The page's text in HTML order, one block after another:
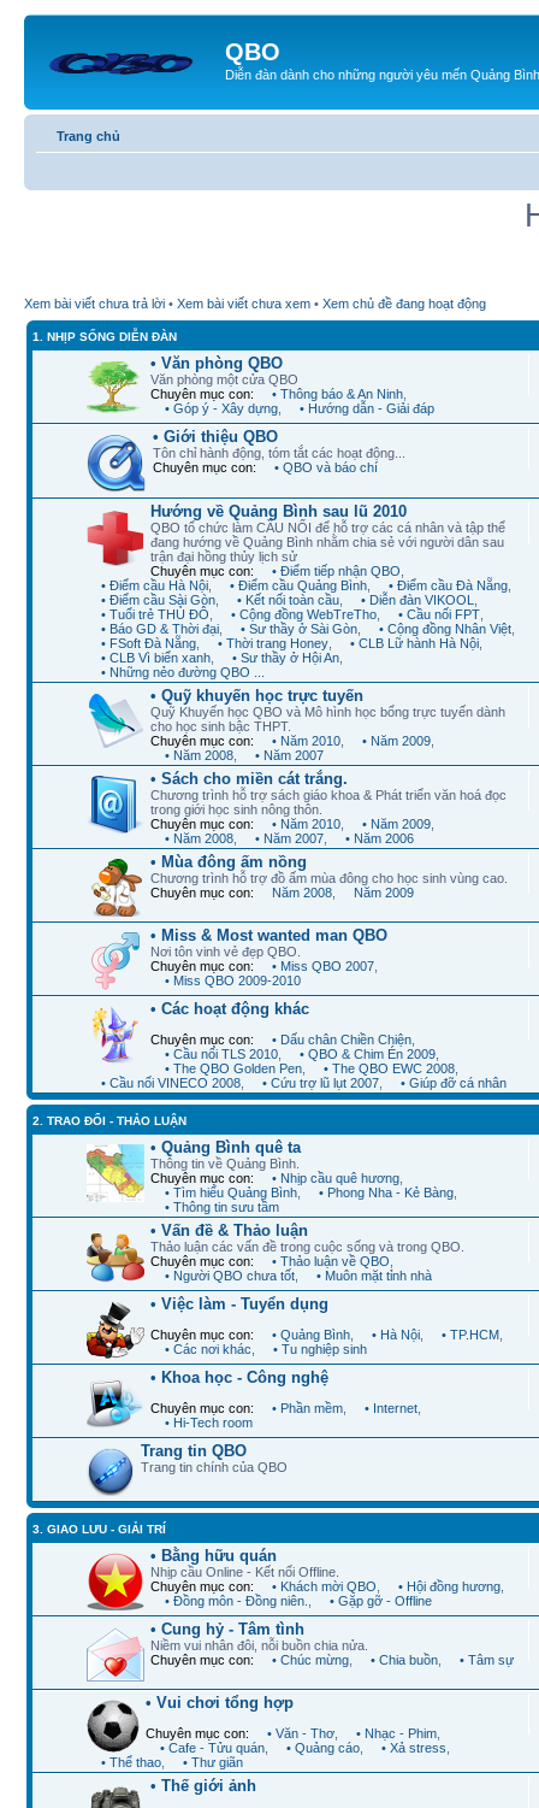
QBO
Diễn đàn dành cho những người yêu mến Quảng Bình
Trang chủ
Xem bài viết chưa trả lời • Xem bài viết chưa xem • Xem chủ đề đang hoạt động
1. NHỊP SỐNG DIỄN ĐÀN
• Văn phòng QBO
Văn phòng một cửa QBO
Chuyên mục con:
• Thông báo & An Ninh
• Góp ý - Xây dựng
• Hướng dẫn - Giải đáp
• Giới thiệu QBO
Tôn chỉ hành động, tóm tắt các hoạt động...
Chuyên mục con:
• QBO và báo chí
Hướng về Quảng Bình sau lũ 2010
QBO tổ chức làm CẦU NỐI để hỗ trợ các cá nhân và tập thể
đang hướng về Quảng Bình nhằm chia sẻ với người dân sau
trận đại hồng thủy lịch sử
Chuyên mục con:
• Điểm tiếp nhận QBO
• Điểm cầu Hà Nội
• Điểm cầu Quảng Bình • Điểm cầu Đà Nẵng
• Điểm cầu Sài Gòn
• Kết nối toàn cầu • Diễn đàn VIKOOL
• Tuổi trẻ THỦ ĐÔ
• Cộng đồng WebTreTho • Cầu nối FPT
• Báo GD & Thời đại
• Sư thầy ở Sài Gòn • Cộng đồng Nhân Việt
• FSoft Đà Nẵng
• Thời trang Honey • CLB Lữ hành Hà Nội
• CLB Vì biển xanh
• Sư thầy ở Hội An
• Những nẻo đường QBO ...
• Quỹ khuyến học trực tuyến
Quỹ Khuyến học QBO và Mô hình học bổng trực tuyến dành
cho học sinh bậc THPT.
Chuyên mục con:
• Năm 2010 • Năm 2009
• Năm 2008
• Năm 2007
• Sách cho miền cát trắng.
Chương trình hỗ trợ sách giáo khoa & Phát triển văn hoá đọc
trong giới học sinh nông thôn.
Chuyên mục con:
• Năm 2010 • Năm 2009
• Năm 2008
• Năm 2007 • Năm 2006
• Mùa đông ấm nồng
Chương trình hỗ trợ đồ ấm mùa đông cho học sinh vùng cao.
Chuyên mục con:
Năm 2008 Năm 2009
• Miss & Most wanted man QBO
Nơi tôn vinh vẻ đẹp QBO.
Chuyên mục con:
• Miss QBO 2007
• Miss QBO 2009-2010
• Các hoạt động khác
Chuyên mục con: • Dấu chân Chiền Chiện
• Cầu nối TLS 2010
• QBO & Chim Én 2009
• The QBO Golden Pen
• The QBO EWC 2008
• Cầu nối VINECO 2008
• Cứu trợ lũ lụt 2007 • Giúp đỡ cá nhân
2. TRAO ĐỔI - THẢO LUẬN
• Quảng Bình quê ta
Thông tin về Quảng Bình.
Chuyên mục con:
• Nhịp cầu quê hương
• Tìm hiểu Quảng Bình
• Phong Nha - Kẻ Bàng
• Thông tin sưu tầm
• Vấn đề & Thảo luận
Thảo luận các vấn đề trong cuộc sống và trong QBO.
Chuyên mục con:
• Thảo luận về QBO
• Người QBO chưa tốt
• Muôn mặt tỉnh nhà
• Việc làm - Tuyển dụng
Chuyên mục con: • Quảng Bình • Hà Nội • TP.HCM
• Các nơi khác
• Tu nghiệp sinh
• Khoa học - Công nghệ
Chuyên mục con: • Phần mềm • Internet
• Hi-Tech room
Trang tin QBO
Trang tin chính của QBO
3. GIAO LƯU - GIẢI TRÍ
• Bằng hữu quán
Nhịp cầu Online - Kết nối Offline.
Chuyên mục con:
• Khách mời QBO • Hội đồng hương
• Đồng môn - Đồng niên.
• Gặp gỡ - Offline
• Cung hỷ - Tâm tình
Niềm vui nhân đôi, nỗi buồn chia nửa.
Chuyên mục con:
• Chúc mừng • Chia buồn • Tâm sự
• Vui chơi tổng hợp
Chuyên mục con: • Văn - Thơ • Nhạc - Phim
• Cafe - Tửu quán
• Quảng cáo • Xả stress
• Thể thao
• Thư giãn
• Thế giới ảnh